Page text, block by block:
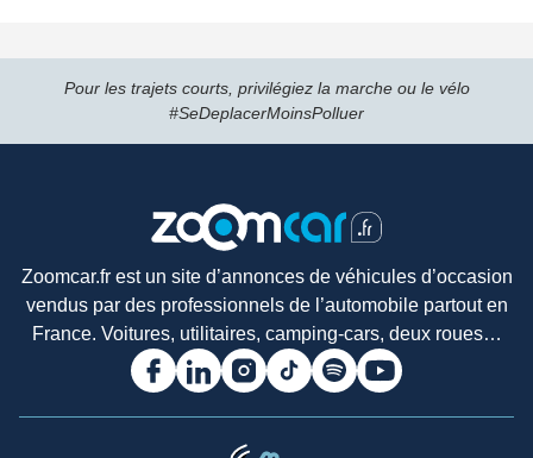
Pour les trajets courts, privilégiez la marche ou le vélo
#SeDeplacerMoinsPolluer
Zoomcar.fr est un site d’annonces de véhicules d’occasion
vendus par des professionnels de l’automobile partout en
France. Voitures, utilitaires, camping-cars, deux roues…